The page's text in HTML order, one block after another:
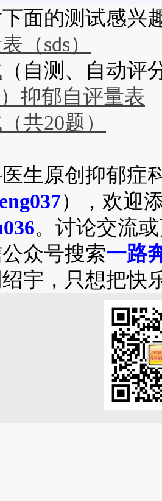
面的测试感兴
（sds）
（自测、自动评
抑郁自评量表
共20题）
生原创抑郁症
），欢迎
。讨论交流
众号搜索一路
宇，只想把快